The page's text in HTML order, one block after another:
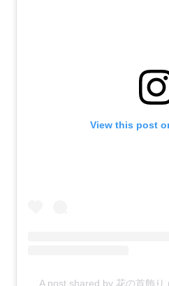
View this post
A post shared by 花の首飾